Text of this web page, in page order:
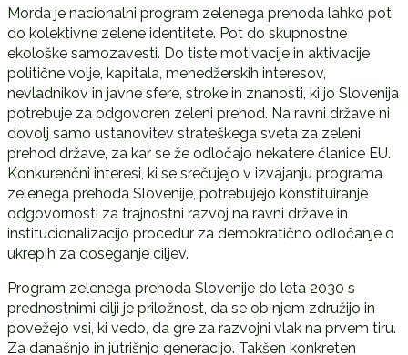
Morda je nacionalni program zelenega prehoda lahko pot
do kolektivne zelene identitete. Pot do skupnostne
ekološke samozavesti. Do tiste motivacije in aktivacije
politične volje, kapitala, menedžerskih interesov,
nevladnikov in javne sfere, stroke in znanosti, ki jo Slovenija
potrebuje za odgovoren zeleni prehod. Na ravni države ni
dovolj samo ustanovitev strateškega sveta za zeleni
prehod države, za kar se že odločajo nekatere članice EU.
Konkurenčni interesi, ki se srečujejo v izvajanju programa
zelenega prehoda Slovenije, potrebujejo konstituiranje
odgovornosti za trajnostni razvoj na ravni države in
institucionalizacijo procedur za demokratično odločanje o
ukrepih za doseganje ciljev.
Program zelenega prehoda Slovenije do leta 2030 s
prednostnimi cilji je priložnost, da se ob njem združijo in
povežejo vsi, ki vedo, da gre za razvojni vlak na prvem tiru.
Za današnjo in jutrišnjo generacijo. Takšen konkreten